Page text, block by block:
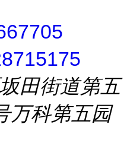
田街道第五
万科第五园